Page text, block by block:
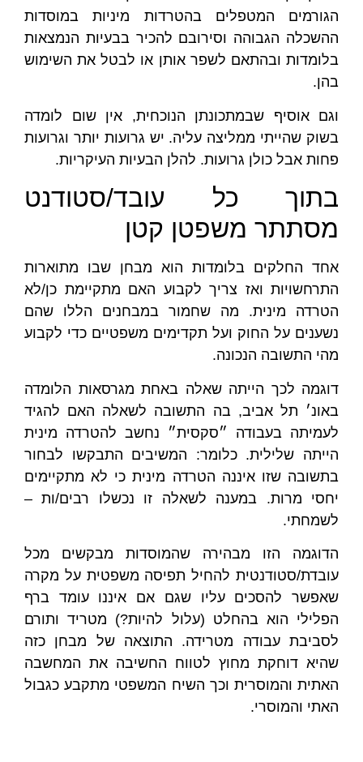
הגורמים המטפלים בהטרדות מיניות במוסדות
ההשכלה הגבוהה וסירובם להכיר בבעיות הנמצאות
בלומדות ובהתאם לשפר אותן או לבטל את השימוש
בהן.
וגם אוסיף שבמתכונתן הנוכחית, אין שום לומדה
בשוק שהייתי ממליצה עליה. יש גרועות יותר וגרועות
פחות אבל כולן גרועות. להלן הבעיות העיקריות.
בתוך כל עובד/סטודנט
מסתתר משפטן קטן
אחד החלקים בלומדות הוא מבחן שבו מתוארות
התרחשויות ואז צריך לקבוע האם מתקיימת כן/לא
הטרדה מינית. מה שחמור במבחנים הללו שהם
נשענים על החוק ועל תקדימים משפטיים כדי לקבוע
מהי התשובה הנכונה.
דוגמה לכך הייתה שאלה באחת מגרסאות הלומדה
באונ׳ תל אביב, בה התשובה לשאלה האם להגיד
לעמיתה בעבודה ״סקסית״ נחשב להטרדה מינית
הייתה שלילית. כלומר: המשיבים התבקשו לבחור
בתשובה שזו איננה הטרדה מינית כי לא מתקיימים
יחסי מרות. במענה לשאלה זו נכשלו רבים/ות –
לשמחתי.
הדוגמה הזו מבהירה שהמוסדות מבקשים מכל
עובדת/סטודנטית להחיל תפיסה משפטית על מקרה
שאפשר להסכים עליו שגם אם איננו עומד ברף
הפלילי הוא בהחלט (עלול להיות?) מטריד ותורם
לסביבת עבודה מטרידה. התוצאה של מבחן כזה
שהיא דוחקת מחוץ לטווח החשיבה את המחשבה
האתית והמוסרית וכך השיח המשפטי מתקבע כגבול
האתי והמוסרי.